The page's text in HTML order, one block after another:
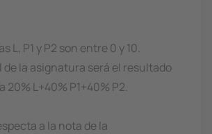
L, P1 y P2 son entre 0 y 10.
de la asignatura será el resultado
20% L+40% P1+40% P2.
a la nota de la